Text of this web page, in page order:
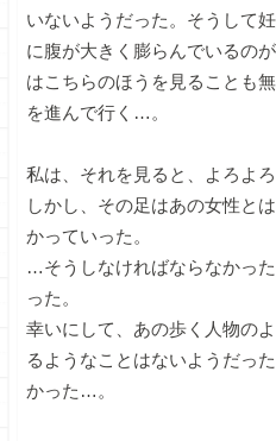
いないようだった。そうして
に腹が大きく膨らんでいるの
はこちらのほうを見ることも
を進んで行く…。
私は、それを見ると、よろよろ
しかし、その足はあの女性と
かっていった。
…そうしなければならなかっ
った。
幸いにして、あの歩く人物の
るようなことはないようだっ
かった…。